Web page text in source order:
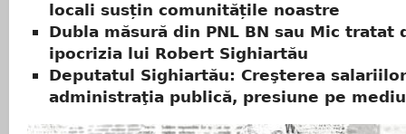
locali susțin comunitățile noastre
Dubla măsură din PNL BN sau Mic tratat
ipocrizia lui Robert Sighiartău
Deputatul Sighiartău: Creşterea
administraţia publică, presiune pe